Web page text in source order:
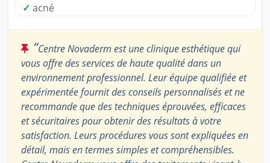
✓ acné
“Centre Novaderm est une clinique esthétique qui
vous offre des services de haute qualité dans un
environnement professionnel. Leur équipe qualifiée et
expérimentée fournit des conseils personnalisés et ne
recommande que des techniques éprouvées, efficaces
et sécuritaires pour obtenir des résultats à votre
satisfaction. Leurs procédures vous sont expliquées en
détail, mais en termes simples et compréhensibles.